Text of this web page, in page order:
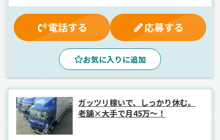
雇用保険
入社祝金 夕方 夜 真夜中
早朝
バックアイモニター装備 ETC搭載
AT可
ジョロダー・ジョルダー
1人1台専用車
長距離
食品 雑貨 冷蔵・冷凍車
電話する 応募する
お気に入りに追加
ガッツリ稼いで、しっかり休む。
老舗×大手で月45万～！